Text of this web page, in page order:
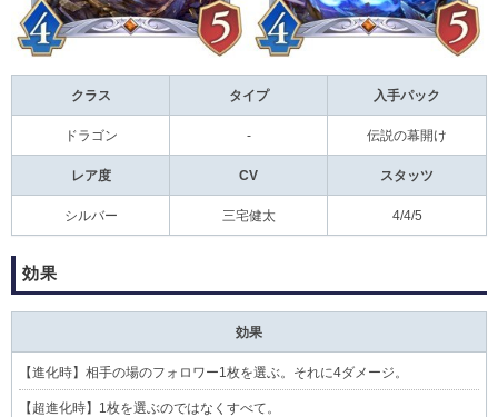
クラス タイプ 入手パック
ドラゴン - 伝説の幕開け
レア度 CV スタッツ
シルバー 三宅健太 4/4/5
効果
効果
【進化時】相手の場のフォロワー1枚を選ぶ。それに4ダメージ。
【 超進化時】1枚を選ぶのではなくすべて。